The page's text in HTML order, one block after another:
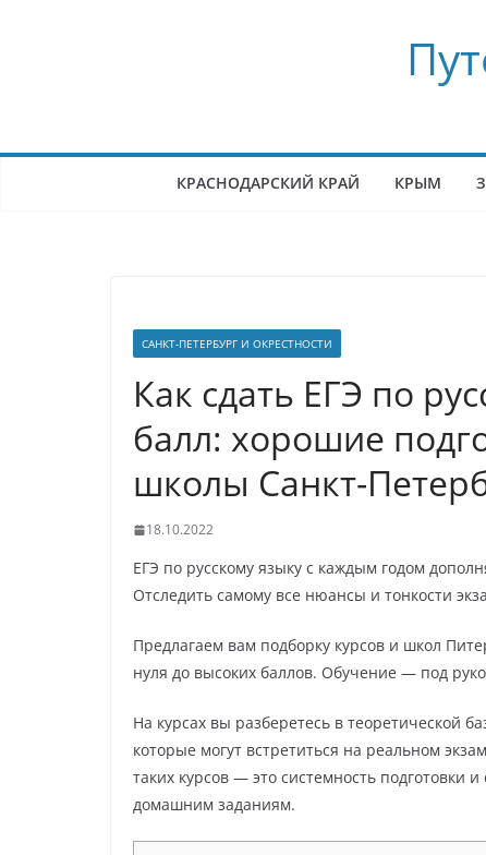
КРАСНОДАРСКИЙ КРАЙ КРЫМ
САНКТ-ПЕТЕРБУРГ И ОКРЕСТНОСТИ
Как сдать ЕГЭ по
балл: хорошие
школы Санкт-
18.10.2022
ЕГЭ по русскому языку с каждым годом
Отследить самому все нюансы и тонкости
Предлагаем вам подборку курсов и школ
нуля до высоких баллов. Обучение — под
На курсах вы разберетесь в теоретической
которые могут встретиться на реальном
таких курсов — это системность подготовки
домашним заданиям.